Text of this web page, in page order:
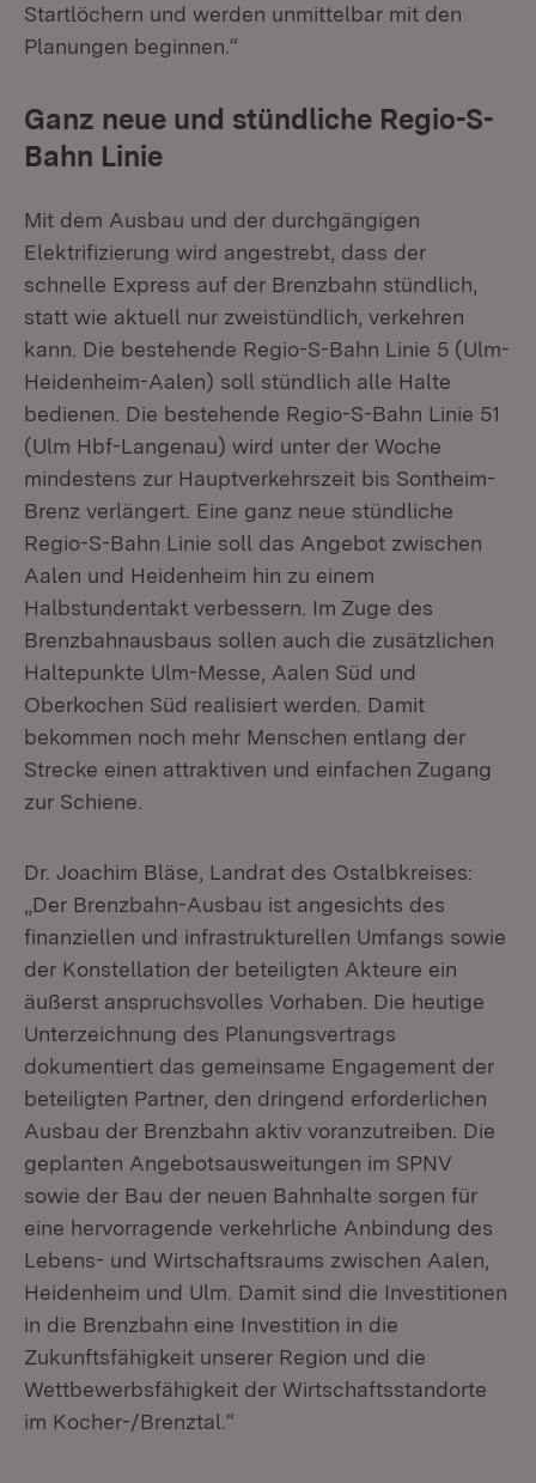
Startlöchern und werden unmittelbar mit den
Planungen beginnen.“
Ganz neue und stündliche Regio-S-
Bahn Linie
Mit dem Ausbau und der durchgängigen
Elektrifizierung wird angestrebt, dass der
schnelle Express auf der Brenzbahn stündlich,
statt wie aktuell nur zweistündlich, verkehren
kann. Die bestehende Regio-S-Bahn Linie 5 (Ulm-
Heidenheim-Aalen) soll stündlich alle Halte
bedienen. Die bestehende Regio-S-Bahn Linie 51
(Ulm Hbf-Langenau) wird unter der Woche
mindestens zur Hauptverkehrszeit bis Sontheim-
Brenz verlängert. Eine ganz neue stündliche
Regio-S-Bahn Linie soll das Angebot zwischen
Aalen und Heidenheim hin zu einem
Halbstundentakt verbessern. Im Zuge des
Brenzbahnausbaus sollen auch die zusätzlichen
Haltepunkte Ulm-Messe, Aalen Süd und
Oberkochen Süd realisiert werden. Damit
bekommen noch mehr Menschen entlang der
Strecke einen attraktiven und einfachen Zugang
zur Schiene.
Dr. Joachim Bläse, Landrat des Ostalbkreises:
„Der Brenzbahn-Ausbau ist angesichts des
finanziellen und infrastrukturellen Umfangs sowie
der Konstellation der beteiligten Akteure ein
äußerst anspruchsvolles Vorhaben. Die heutige
Unterzeichnung des Planungsvertrags
dokumentiert das gemeinsame Engagement der
beteiligten Partner, den dringend erforderlichen
Ausbau der Brenzbahn aktiv voranzutreiben. Die
geplanten Angebotsausweitungen im SPNV
sowie der Bau der neuen Bahnhalte sorgen für
eine hervorragende verkehrliche Anbindung des
Lebens- und Wirtschaftsraums zwischen Aalen,
Heidenheim und Ulm. Damit sind die Investitionen
in die Brenzbahn eine Investition in die
Zukunftsfähigkeit unserer Region und die
Wettbewerbsfähigkeit der Wirtschaftsstandorte
im Kocher-/Brenztal.“